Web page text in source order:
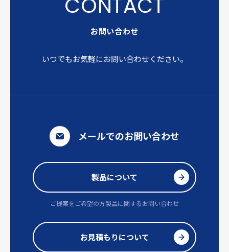
お問い合わせ
いつでもお気軽にお問い合わせください。
メールでのお問い合わせ
製品について
ご提案をご希望の方製品に関するお問い合わせ
お見積もりについて